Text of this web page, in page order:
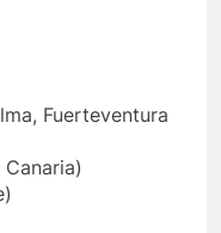
Fuerteventura
Canaria)